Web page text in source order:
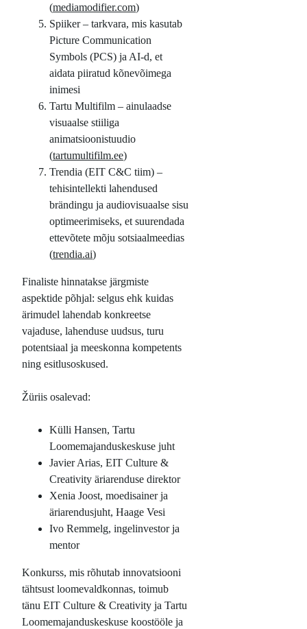
(mediamodifier.com)
Spiiker – tarkvara, mis kasutab
Picture Communication
Symbols (PCS) ja AI-d, et
aidata piiratud kõnevõimega
inimesi
Tartu Multifilm – ainulaadse
visuaalse stiiliga
animatsioonistuudio
(tartumultifilm.ee)
Trendia (EIT C&C tiim) –
tehisintellekti lahendused
brändingu ja audiovisuaalse sisu
optimeerimiseks, et suurendada
ettevõtete mõju sotsiaalmeedias
(trendia.ai)
Finaliste hinnatakse järgmiste
aspektide põhjal: selgus ehk kuidas
ärimudel lahendab konkreetse
vajaduse, lahenduse uudsus, turu
potentsiaal ja meeskonna kompetents
ning esitlusoskused.
Žüriis osalevad:
Külli Hansen, Tartu
Loomemajanduskeskuse juht
Javier Arias, EIT Culture &
Creativity äriarenduse direktor
Xenia Joost, moedisainer ja
äriarendusjuht, Haage Vesi
Ivo Remmelg, ingelinvestor ja
mentor
Konkurss, mis rõhutab innovatsiooni
tähtsust loomevaldkonnas, toimub
tänu EIT Culture & Creativity ja Tartu
Loomemajanduskeskuse koostööle ja